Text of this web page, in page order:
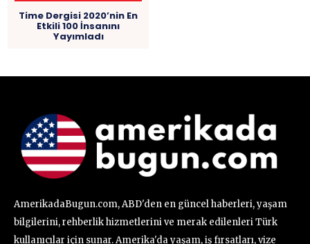
Time Dergisi 2020’nin En
Etkili 100 İnsanını
Yayımladı
AmerikadaBugun.com, ABD'den en güncel haberleri, yaşam
bilgilerini, rehberlik hizmetlerini ve merak edilenleri Türk
kullanıcılar için sunar. Amerika'da yaşam, iş fırsatları, vize